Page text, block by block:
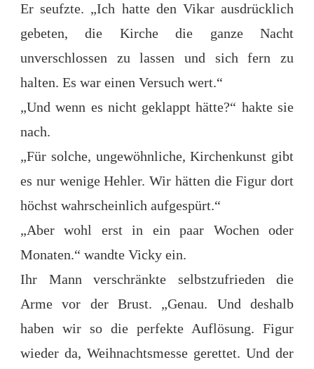
Er seufzte. „Ich hatte den Vikar ausdrücklich
gebeten, die Kirche die ganze Nacht
unverschlossen zu lassen und sich fern zu
halten. Es war einen Versuch wert.“
„Und wenn es nicht geklappt hätte?“ hakte sie
nach.
„Für solche, ungewöhnliche, Kirchenkunst gibt
es nur wenige Hehler. Wir hätten die Figur dort
höchst wahrscheinlich aufgespürt.“
„Aber wohl erst in ein paar Wochen oder
Monaten.“ wandte Vicky ein.
Ihr Mann verschränkte selbstzufrieden die
Arme vor der Brust. „Genau. Und deshalb
haben wir so die perfekte Auflösung. Figur
wieder da, Weihnachtsmesse gerettet. Und der